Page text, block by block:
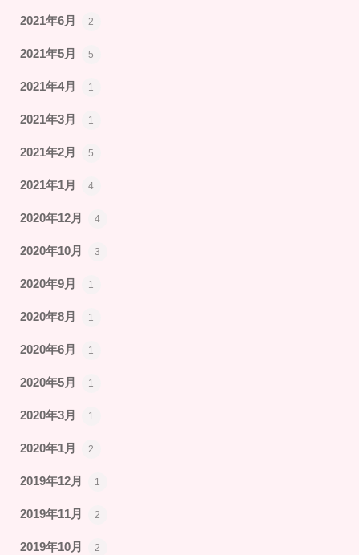
2021年6月 2
2021年5月 5
2021年4月 1
2021年3月 1
2021年2月 5
2021年1月 4
2020年12月 4
2020年10月 3
2020年9月 1
2020年8月 1
2020年6月 1
2020年5月 1
2020年3月 1
2020年1月 2
2019年12月 1
2019年11月 2
2019年10月 2